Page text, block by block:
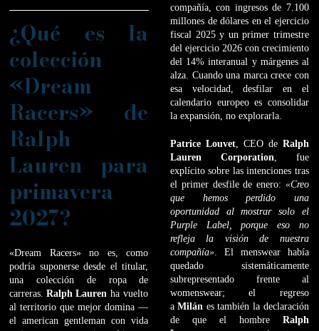
¿Qué es la
colección
«Dream
Racers» de
Ralph
Lauren para
primavera
2027?
«Dream Racers» no es, como
podría suponerse desde el titular,
una colección de ropa de
carreras.Ralph Lauren ha vuelto
al territorio que mejor domina —
el american gentleman con vida
compañía, con ingresos de 7.100
millones de dólares en el ejercicio
fiscal 2025 y un primer trimestre
del ejercicio 2026 con crecimiento
del 14% interanual y márgenes al
alza. Cuando una marca crece con
esa velocidad, desfilar en el
calendario europeo es consolidar
la expansión, no explorarla.
Patrice Louvet, CEO de Ralph
Lauren Corporation , fue
explícito sobre las intenciones tras
el primer desfile de enero: «Creo
que hemos perdido una
oportunidad al mostrar solo el
Purple Label, porque eso no
refleja la visión de nuestra
compañía». El menswear había
quedado sistemáticamente
subrepresentado frente al
womenswear; el regreso
a Milán es también la declaración
de que el hombre Ralph